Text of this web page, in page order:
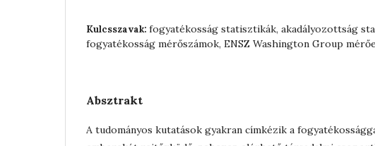
Kulcsszavak: fogyatékosság statisztikák, akadályozottság
fogyatékosság mérőszámok, ENSZ Washington Group
Absztrakt
A tudományos kutatások gyakran címkézik a